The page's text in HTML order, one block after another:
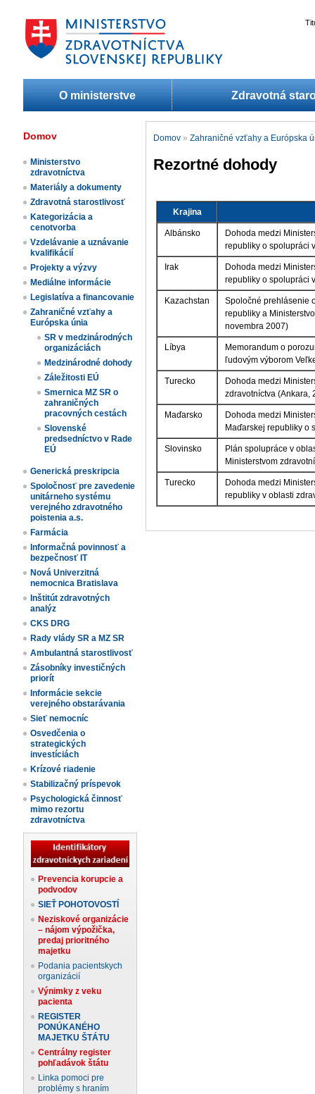
O ministerstve Zdravotná
Domov
Ministerstvo
zdravotníctva
Materiály a dokumenty
Zdravotná starostlivosť
Kategorizácia a
cenotvorba
Vzdelávanie a uznávanie
kvalifikácií
Projekty a výzvy
Mediálne informácie
Legislatíva a financovanie
Zahraničné vzťahy a
Európska únia
SR v medzinárodných
organizáciách
Medzinárodné dohody
Záležitosti EÚ
Smernica MZ SR o
zahraničných
pracovných cestách
Slovenské
predsedníctvo v Rade
EÚ
Generická preskripcia
Spoločnosť pre zavedenie
unitárneho systému
verejného zdravotného
poistenia a.s.
Farmácia
Informačná povinnosť a
bezpečnosť IT
Nová Univerzitná
nemocnica Bratislava
Inštitút zdravotných
analýz
CKS DRG
Rady vlády SR a MZ SR
Ambulantná starostlivosť
Zásobníky investičných
priorít
Informácie sekcie
verejného obstarávania
Sieť nemocníc
Osvedčenia o
strategických
investíciách
Krízové riadenie
Stabilizačný príspevok
Psychologická činnosť
mimo rezortu
zdravotníctva
Prevencia korupcie a
podvodov
SIEŤ POHOTOVOSTÍ
Neziskové organizácie
– nájom výpožička,
predaj prioritného
majetku
Podania pacientskych
organizácií
Výnimky z veku
pacienta
REGISTER
PONÚKANÉHO
MAJETKU ŠTÁTU
Centrálny register
pohľadávok štátu
Linka pomoci pre
problémy s hraním
Domov » Zahraničné vzťahy a Európska
Rezortné dohody
Krajina
Albánsko
Dohoda medzi
republiky o spolupráci
Irak
Dohoda medzi
republiky o spolupráci
Kazachstan
Spoločné prehlásenie
republiky a
novembra 2007)
Líbya
Memorandum o
ľudovým výborom
Turecko
Dohoda medzi
zdravotníctva (Ankara,
Maďarsko
Dohoda medzi
Maďarskej republiky o
Slovinsko
Plán spolupráce v
Ministerstvom
Turecko
Dohoda medzi
republiky v oblasti